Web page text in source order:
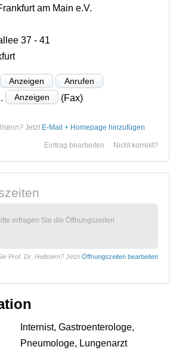
am Main e.V.
37 - 41
Anzeigen Anrufen
Anzeigen (Fax)
Jetzt E-Mail + Homepage hinzufügen
Nicht korrekt?
Eintrag bearbeiten
erfragen Sie die Öffnungszeiten
Prof. Dr. Hellstern? Jetzt Öffnungszeiten bearbeiten
Internist, Gastroenterologe,
Pneumologe, Lungenarzt